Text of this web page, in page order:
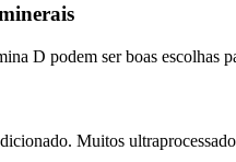
D podem ser boas escolhas
Muitos